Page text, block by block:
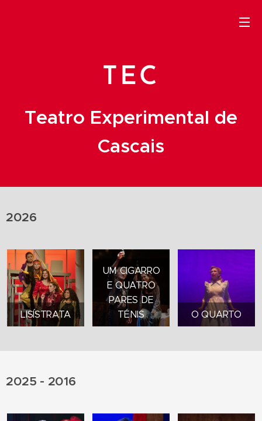
TEC
Teatro Experimental de
Cascais
2026
LISÍSTRATA
UM CIGARRO
E QUATRO
PARES DE
TÉNIS
O QUARTO
2025 - 2016